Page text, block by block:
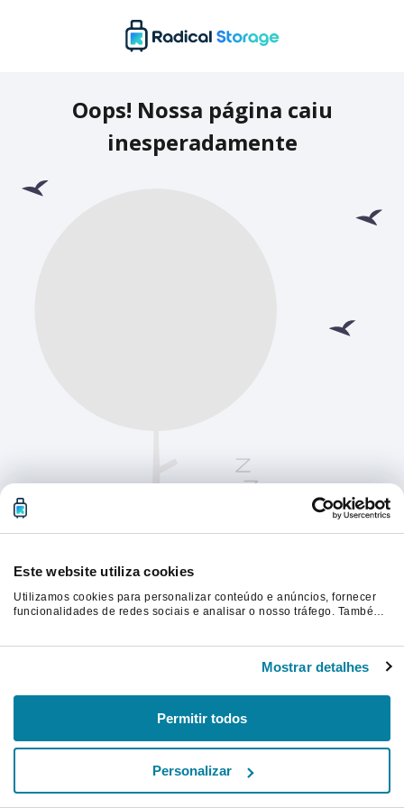
Este website utiliza cookies
Utilizamos cookies para personalizar conteúdo e anúncios, fornecer
funcionalidades de redes sociais e analisar o nosso tráfego. Também
recolhidas por estes a partir da sua utilização dos respetivos serviços.
Mostrar detalhes
Permitir todos
Personalizar
Oops! Nossa página caiu
inesperadamente
Atualize a página para continuar.
Atualizar